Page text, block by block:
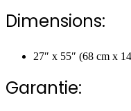
Dimensions:
27″ x 55″ (68 cm x
Garantie: